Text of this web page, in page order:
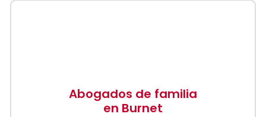
Abogados de familia
en Burnet